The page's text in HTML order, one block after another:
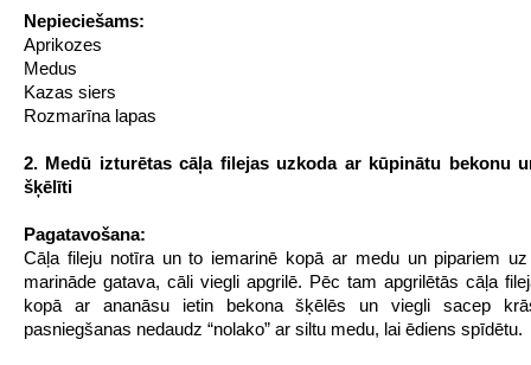
Nepieciešams:
Aprikozes
Medus
Kazas siers
Rozmarīna lapas
2. Medū izturētas cāļa filejas uzkoda ar kūpinātu bekonu
šķēlīti
Pagatavošana:
Cāļa fileju notīra un to iemarinē kopā ar medu un pipariem
marināde gatava, cāli viegli apgrilē. Pēc tam apgrilētās cāļa
kopā ar ananāsu ietin bekona šķēlēs un viegli sacep
pasniegšanas nedaudz “nolako” ar siltu medu, lai ēdiens spīdētu.